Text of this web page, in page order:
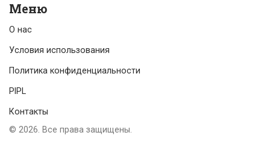
Меню
О нас
Условия использования
Политика конфиденциальности
PIPL
Контакты
© 2026. Все права защищены.